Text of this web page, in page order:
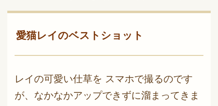
愛猫レイのベストショット
レイの可愛い仕草を スマホで撮るのです
が、なかなかアップできずに溜まってきま